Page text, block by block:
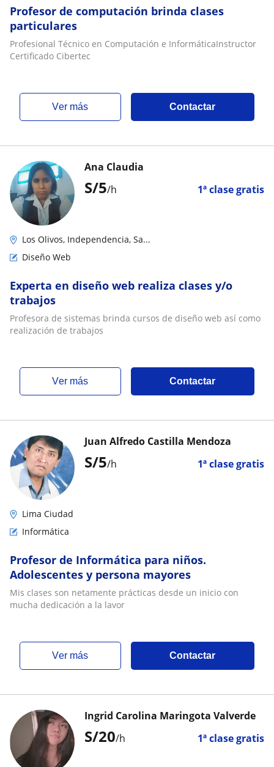
Profesor de computación brinda clases
particulares
Profesional Técnico en Computación e InformáticaInstructor
Certificado Cibertec
ver más Contactar
S/5/h 1ª clase gratis
Ana Claudia
Los Olivos, Independencia, Sa...
Diseño Web
Experta en diseño web realiza clases y/o
trabajos
Profesora de sistemas brinda cursos de diseño web así como
realización de trabajos
ver más Contactar
S/5/h 1ª clase gratis
Juan Alfredo Castilla Mendoza
Lima Ciudad
Informática
Profesor de Informática para niños.
Adolescentes y persona mayores
Mis clases son netamente prácticas desde un inicio con
mucha dedicación a la lavor
ver más Contactar
S/20/h 1ª clase gratis
Ingrid Carolina Maringota Valverde